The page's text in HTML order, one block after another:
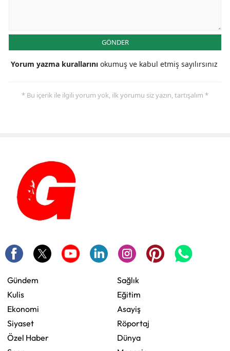
GÖNDER
Yorum yazma kurallarını okumuş ve kabul etmiş sayılırsınız
* Bu içerik ile ilgili yorum yok, ilk yorumu siz yazın, tartışalım *
Gündem
Kulis
Ekonomi
Siyaset
Özel Haber
Sağlık
Eğitim
Asayiş
Röportaj
Dünya